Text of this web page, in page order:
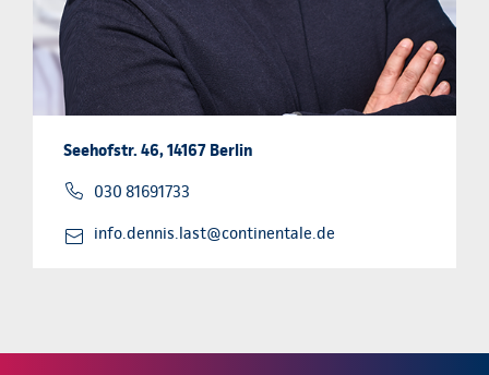
Seehofstr. 46, 14167 Berlin
030 81691733
info.dennis.last@continentale.de